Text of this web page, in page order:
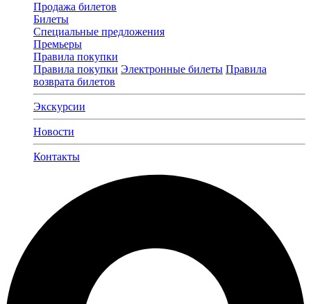
Продажа билетов
Билеты
Специальные предложения
Премьеры
Правила покупки
Правила покупки Электронные билеты Правила
возврата билетов
Экскурсии
Новости
Контакты